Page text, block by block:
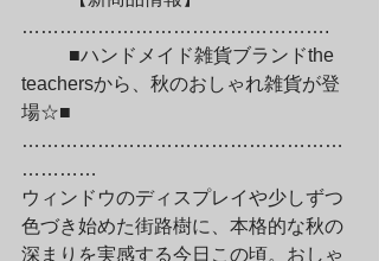
………………………………………….
teachersから、秋のおしゃれ雑貨が登
場☆■
……………………………………………
…………
ウィンドウのディスプレイや少しずつ
色づき始めた街路樹に、本格的な秋の
深まりを実感する今日この頃。おしゃ